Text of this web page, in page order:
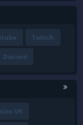
Twitch
Discord
VR